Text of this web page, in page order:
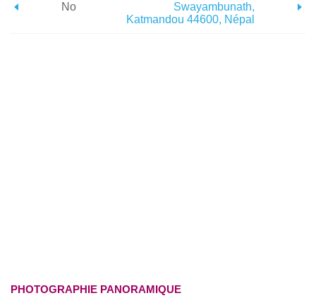
No
Swayambunath,
Katmandou 44600, Népal
PHOTOGRAPHIE PANORAMIQUE